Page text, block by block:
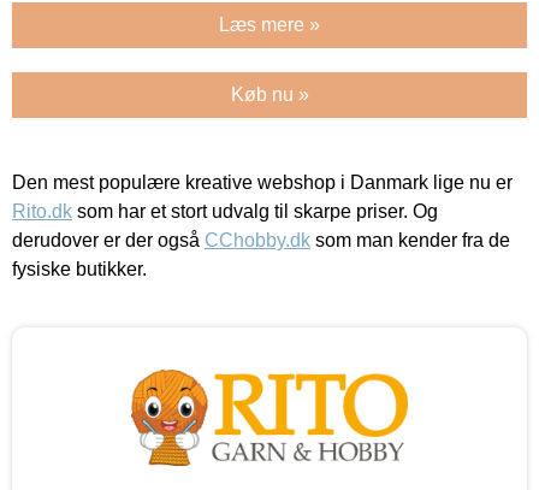
Læs mere »
Køb nu »
Den mest populære kreative webshop i Danmark lige nu er
Rito.dk som har et stort udvalg til skarpe priser. Og
derudover er der også CChobby.dk som man kender fra de
fysiske butikker.